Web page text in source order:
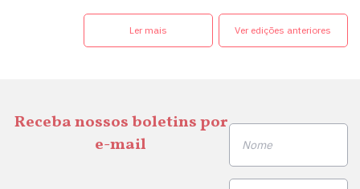
Ler mais Ver edições anteriores
Receba nossos boletins por
e-mail